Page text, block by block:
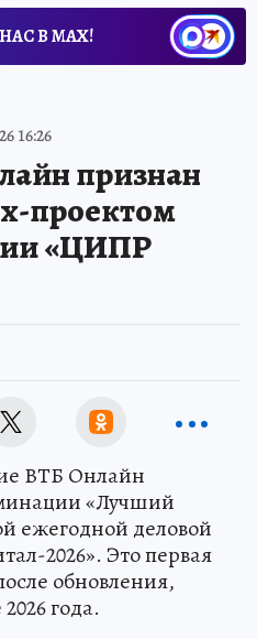
В МАХ!
16:26
признан
проектом
«ЦИПР
ВТБ Онлайн
«Лучший
ежегодной деловой
2026». Это первая
обновления,
года.